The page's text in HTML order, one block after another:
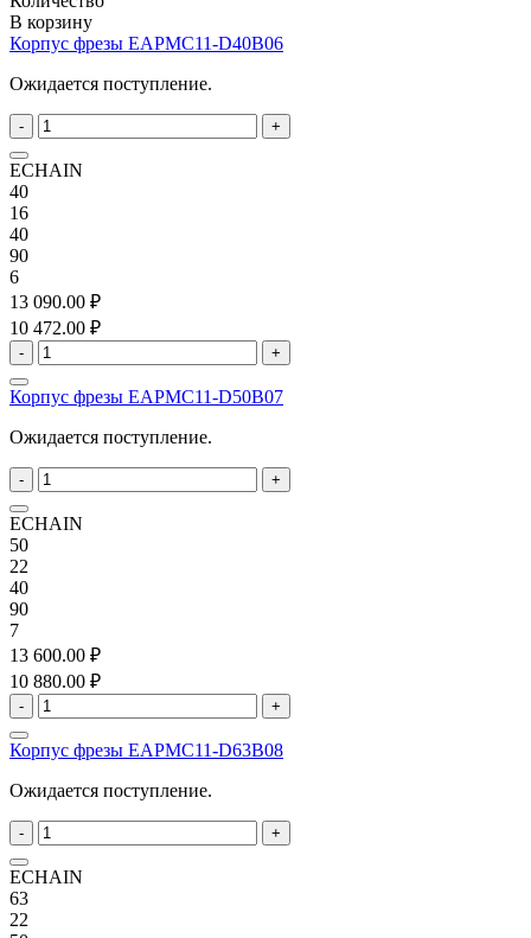
В корзину
Корпус фрезы EAPMC11-D40B06
Ожидается поступление.
- +
ECHAIN
40
16
40
90
6
13 090.00 ₽
10 472.00 ₽
- +
Корпус фрезы EAPMC11-D50B07
Ожидается поступление.
- +
ECHAIN
50
22
40
90
7
13 600.00 ₽
10 880.00 ₽
- +
Корпус фрезы EAPMC11-D63B08
Ожидается поступление.
- +
ECHAIN
63
22